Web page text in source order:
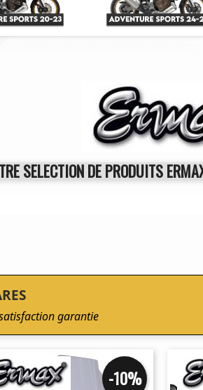
SELECTION DE PRODUITS
garantie
-10%